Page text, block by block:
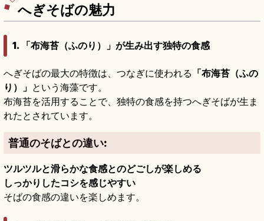
へぎそばの魅力
1. 「布海苔（ふのり）」が生み出す独特の食感
へぎそばの最大の特徴は、つなぎに使われる 「布海苔（ふの
り）」 という海藻です。
布海苔を活用することで、独特の食感を持つへぎそばが生ま
れたとされています。
普通のそばとの違い:
ツルツルと滑らかな食感とのどごしが楽しめる
しっかりしたコシを感じやすい
そばの食感の違いを楽しめます。